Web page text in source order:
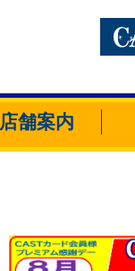
店舗案内